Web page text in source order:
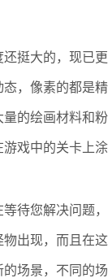
挺大的，现已
态，像素的都是
的绘画材料和粉
戏中的关卡上
待您解决问题
出现，而且在
场景，不同的